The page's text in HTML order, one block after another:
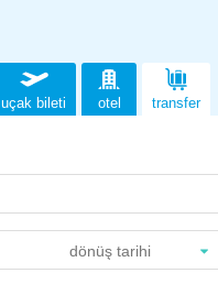
uçak bileti otel transfer